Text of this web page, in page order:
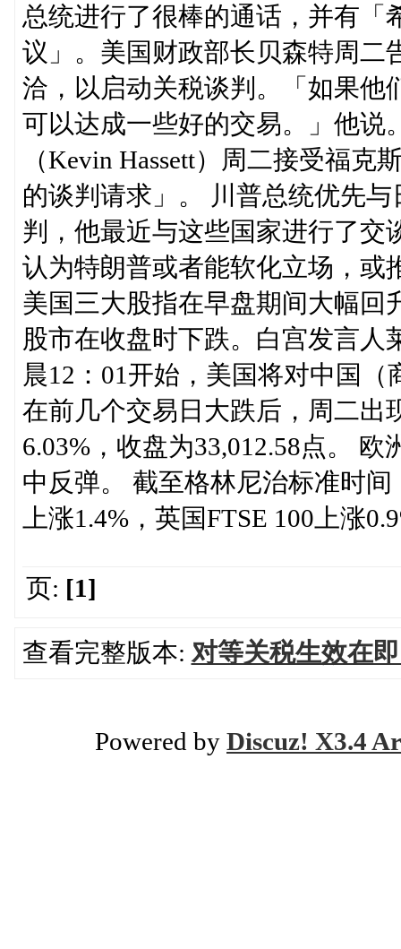
总统进行了很棒的通话，并有「
议」。美国财政部长贝森特周二
洽，以启动关税谈判。「如果他
可以达成一些好的交易。」他说
（Kevin Hassett）周二接受福
的谈判请求」。 川普总统优先
判，他最近与这些国家进行了交
认为特朗普或者能软化立场，或
美国三大股指在早盘期间大幅回
股市在收盘时下跌。白宫发言人
晨12：01开始，美国将对中国
在前几个交易日大跌后，周二出
6.03%，收盘为33,012.58点。
中反弹。 截至格林尼治标准时
上涨1.4%，英国FTSE 100上涨
页: [1]
查看完整版本: 对等关税生效在
Powered by Discuz! X3.4